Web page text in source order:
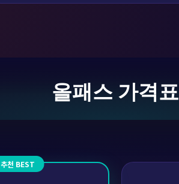
올패스 가격표
추천 BEST